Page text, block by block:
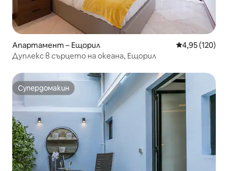
Апартамент – Ещорил Средна
4,95 (120)
Дуплекс в сърцето на океана, Ещорил
Супердомакин
Супердомакин